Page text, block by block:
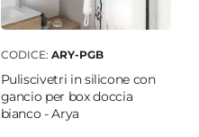
CODICE: ARY-PGB
Puliscivetri in silicone con
gancio per box doccia
bianco - Arya